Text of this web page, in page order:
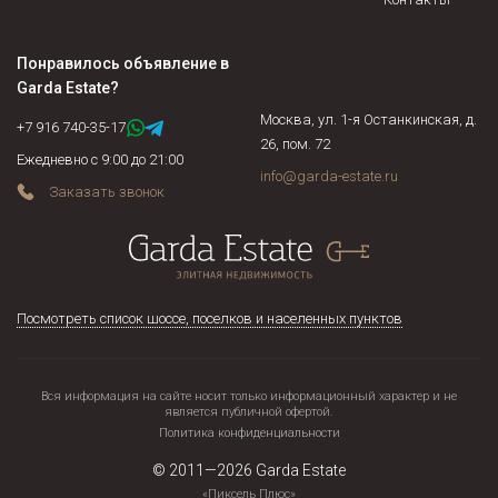
Понравилось объявление в
Garda Estate?
+7 916 740-35-17
Ежедневно с 9:00 до 21:00
Заказать звонок
Москва, ул. 1-я Останкинская, д.
26, пом. 72
info@garda-estate.ru
Посмотреть список шоссе, поселков и населенных пунктов
Вся информация на сайте носит только информационный характер и не
является публичной офертой.
Политика конфиденциальности
© 2011—2026 Garda Estate
«Пиксель Плюс»